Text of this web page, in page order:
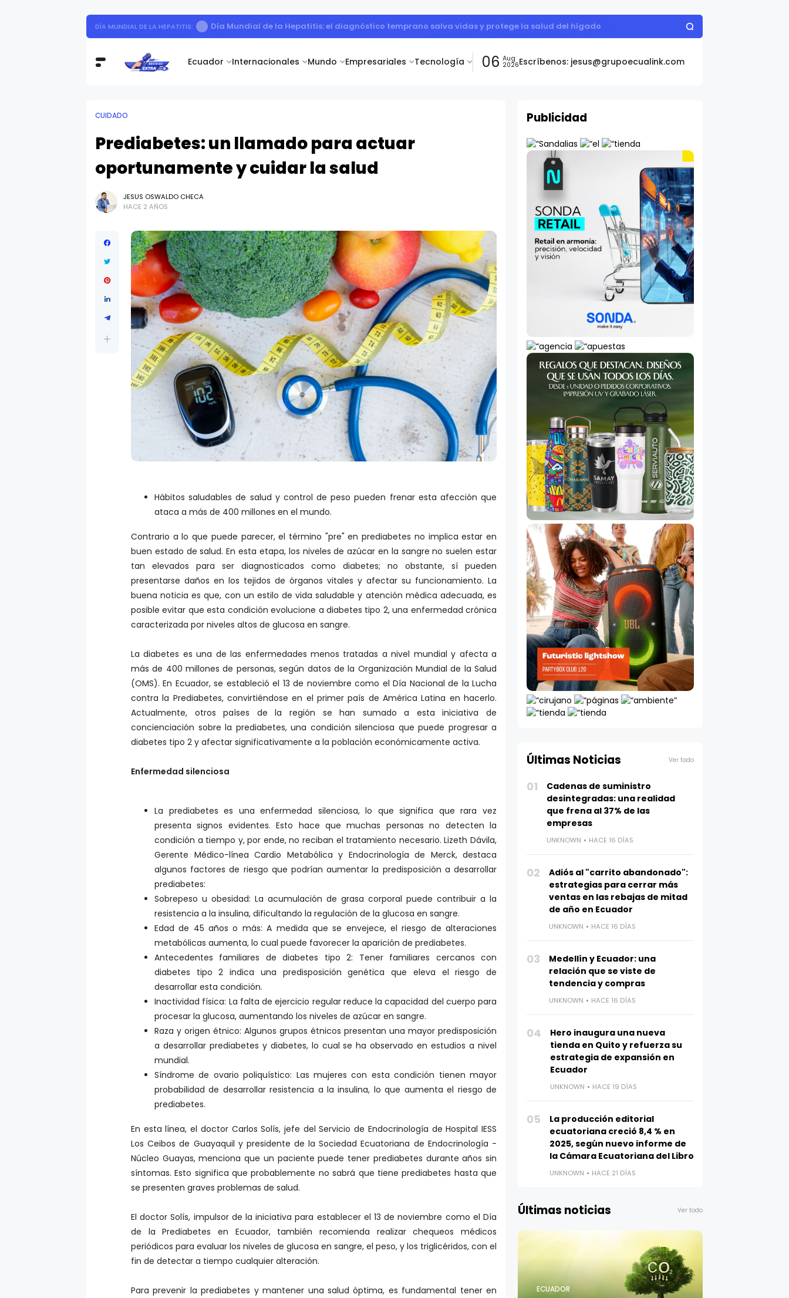
Ecuador Internacionales Mundo Empresariales Tecnología 06 Aug
2026Escríbenos: jesus@grupoecualink.com
DÍA MUNDIAL DE LA HEPATITIS: Día Mundial de la Hepatitis: el diagnóstico temprano salva vidas y protege la salud del hígado
CUIDADO
Prediabetes: un llamado para actuar
oportunamente y cuidar la salud
JESUS OSWALDO CHECA
HACE 2 AÑOS
Hábitos saludables de salud y control de peso pueden frenar esta afección que
ataca a más de 400 millones en el mundo.
Contrario a lo que puede parecer, el término "pre" en prediabetes no implica estar en
buen estado de salud. En esta etapa, los niveles de azúcar en la sangre no suelen estar
tan elevados para ser diagnosticados como diabetes; no obstante, sí pueden
presentarse daños en los tejidos de órganos vitales y afectar su funcionamiento. La
buena noticia es que, con un estilo de vida saludable y atención médica adecuada, es
posible evitar que esta condición evolucione a diabetes tipo 2, una enfermedad crónica
caracterizada por niveles altos de glucosa en sangre.
La diabetes es una de las enfermedades menos tratadas a nivel mundial y afecta a
más de 400 millones de personas, según datos de la Organización Mundial de la Salud
(OMS). En Ecuador, se estableció el 13 de noviembre como el Día Nacional de la Lucha
contra la Prediabetes, convirtiéndose en el primer país de América Latina en hacerlo.
Actualmente, otros países de la región se han sumado a esta iniciativa de
concienciación sobre la prediabetes, una condición silenciosa que puede progresar a
diabetes tipo 2 y afectar significativamente a la población económicamente activa.
Enfermedad silenciosa
La prediabetes es una enfermedad silenciosa, lo que significa que rara vez
presenta signos evidentes. Esto hace que muchas personas no detecten la
condición a tiempo y, por ende, no reciban el tratamiento necesario. Lizeth Dávila,
Gerente Médico-línea Cardio Metabólica y Endocrinología de Merck, destaca
algunos factores de riesgo que podrían aumentar la predisposición a desarrollar
prediabetes:
Sobrepeso u obesidad: La acumulación de grasa corporal puede contribuir a la
resistencia a la insulina, dificultando la regulación de la glucosa en sangre.
Edad de 45 años o más: A medida que se envejece, el riesgo de alteraciones
metabólicas aumenta, lo cual puede favorecer la aparición de prediabetes.
Antecedentes familiares de diabetes tipo 2: Tener familiares cercanos con
diabetes tipo 2 indica una predisposición genética que eleva el riesgo de
desarrollar esta condición.
Inactividad física: La falta de ejercicio regular reduce la capacidad del cuerpo para
procesar la glucosa, aumentando los niveles de azúcar en sangre.
Raza y origen étnico: Algunos grupos étnicos presentan una mayor predisposición
a desarrollar prediabetes y diabetes, lo cual se ha observado en estudios a nivel
mundial.
Síndrome de ovario poliquístico: Las mujeres con esta condición tienen mayor
probabilidad de desarrollar resistencia a la insulina, lo que aumenta el riesgo de
prediabetes.
En esta línea, el doctor Carlos Solís, jefe del Servicio de Endocrinología de Hospital IESS
Los Ceibos de Guayaquil y presidente de la Sociedad Ecuatoriana de Endocrinología -
Núcleo Guayas, menciona que un paciente puede tener prediabetes durante años sin
síntomas. Esto significa que probablemente no sabrá que tiene prediabetes hasta que
se presenten graves problemas de salud.
El doctor Solís, impulsor de la iniciativa para establecer el 13 de noviembre como el Día
de la Prediabetes en Ecuador, también recomienda realizar chequeos médicos
periódicos para evaluar los niveles de glucosa en sangre, el peso, y los triglicéridos, con el
fin de detectar a tiempo cualquier alteración.
Para prevenir la prediabetes y mantener una salud óptima, es fundamental tener en
Publicidad
Últimas Noticias Ver todo
01
Cadenas de suministro
desintegradas: una realidad
que frena al 37% de las
empresas
UNKNOWN HACE 16 DÍAS
02
Adiós al "carrito abandonado":
estrategias para cerrar más
ventas en las rebajas de mitad
de año en Ecuador
UNKNOWN HACE 16 DÍAS
03
Medellín y Ecuador: una
relación que se viste de
tendencia y compras
UNKNOWN HACE 16 DÍAS
04
Hero inaugura una nueva
tienda en Quito y refuerza su
estrategia de expansión en
Ecuador
UNKNOWN HACE 19 DÍAS
05
La producción editorial
ecuatoriana creció 8,4 % en
2025, según nuevo informe de
la Cámara Ecuatoriana del Libro
UNKNOWN HACE 21 DÍAS
Últimas noticias Ver todo
ECUADOR